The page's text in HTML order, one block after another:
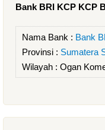
Bank BRI KCP KCP
Nama Bank : Bank
Provinsi : Sumatera
Wilayah : Ogan